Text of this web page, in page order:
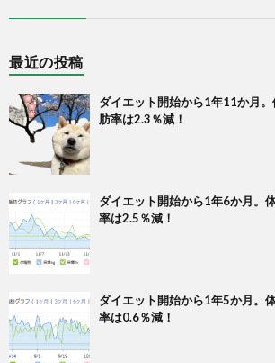
最近の投稿
ダイエット開始から1年11か月
肪率は2.3％減！
ダイエット開始から1年6か月。
率は2.5％減！
ダイエット開始から1年5か月。
率は0.6％減！